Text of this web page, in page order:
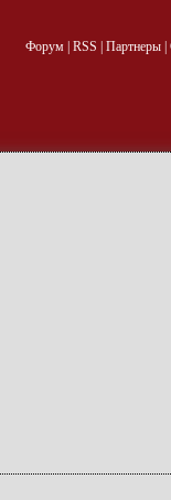
Форум| RSS Партнеры|